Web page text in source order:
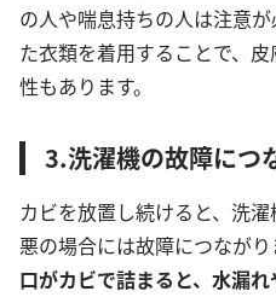
の人や喘息持ちの人は注意
た衣類を着用することで、
性もあります。
3.洗濯機の故障につ
カビを放置し続けると、洗
悪の場合には故障につながり
口がカビで詰まると、水漏